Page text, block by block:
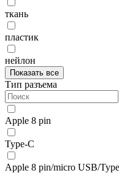
ткань
пластик
нейлон
Показать все
Тип разъема
Apple 8 pin
Type-C
Apple 8 pin/micro USB/